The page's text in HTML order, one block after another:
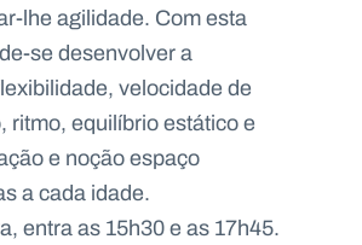
lhe agilidade. Com esta
se desenvolver a
velocidade de
ritmo, equilíbrio estático e
e noção espaço
a cada idade.
entra as 15h30 e as 17h45.